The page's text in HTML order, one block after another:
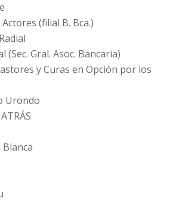
(filial B. Bca.)
(Sec. Gral. Asoc. Bancaria)
y Curas en Opción por los
Urondo